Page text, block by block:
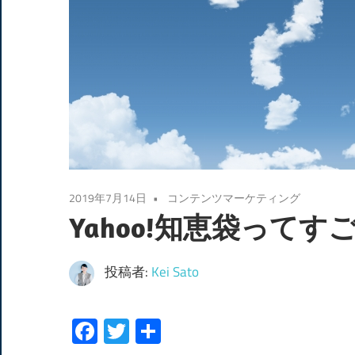
2019年7月14日 コンテンツマーケティング
Yahoo!知恵袋ってす
投稿者: Kei Sato
Facebook
Twitter